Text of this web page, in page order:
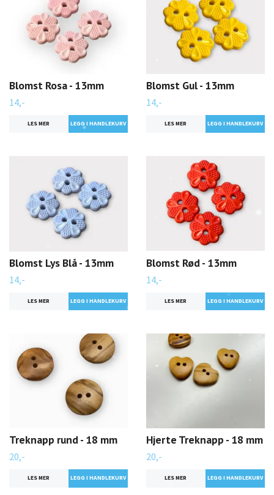
Blomst Rosa - 13mm
14,-
LES MER
Blomst Gul - 13mm
14,-
LES MER
Blomst Lys Blå - 13mm
14,-
LES MER
Blomst Rød - 13mm
14,-
LES MER
Treknapp rund - 18 mm
20,-
LES MER
Hjerte Treknapp - 18 mm
20,-
LES MER